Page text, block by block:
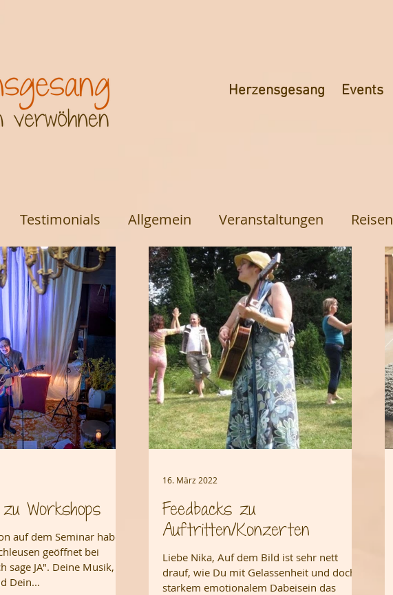
Herzensgesang Events
Testimonials Allgemein Veranstaltungen Reisen
Workshops
auf dem Seminar haben
geöffnet bei
sage JA". Deine Musik,
Dein...
Feedbacks zu
Auftritten/Konzerten
Liebe Nika, Auf dem Bild ist sehr nett
drauf, wie Du mit Gelassenheit und doch
starkem emotionalem Dabeisein das
16. März 2022